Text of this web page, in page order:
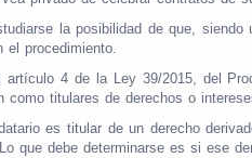
la posibilidad de que,
el procedimiento.
4 de la Ley 39/2015, del
como titulares de derechos o
es titular de un derecho
que debe determinarse es si ese